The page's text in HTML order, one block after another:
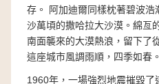
存。 阿加迪爾同樣枕著碧波
沙萬頃的撒哈拉大沙漠。綿亙
南面襲來的大漠熱浪，留下了
這座城市風調雨順，四季如春。
1960年，一場強烈地震摧毀了